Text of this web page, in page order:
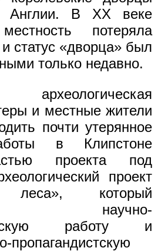
Англии. В XX веке
потеряла
статус «дворца» был
только недавно.
археологическая
и местные жители
почти утерянное
в Клипстоне
проекта под
проект
леса», который
научно-
работу и
пропагандистскую